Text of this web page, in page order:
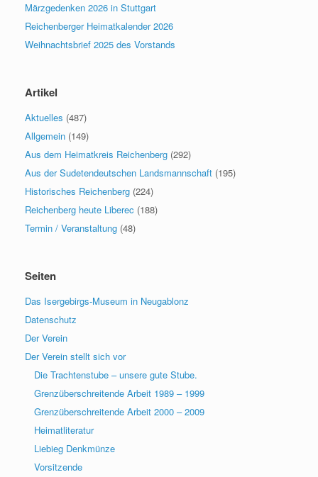
Märzgedenken 2026 in Stuttgart
Reichenberger Heimatkalender 2026
Weihnachtsbrief 2025 des Vorstands
Artikel
Aktuelles (487)
Allgemein (149)
Aus dem Heimatkreis Reichenberg (292)
Aus der Sudetendeutschen Landsmannschaft (195)
Historisches Reichenberg (224)
Reichenberg heute Liberec (188)
Termin / Veranstaltung (48)
Seiten
Das Isergebirgs-Museum in Neugablonz
Datenschutz
Der Verein
Der Verein stellt sich vor
Die Trachtenstube – unsere gute Stube.
Grenzüberschreitende Arbeit 1989 – 1999
Grenzüberschreitende Arbeit 2000 – 2009
Heimatliteratur
Liebieg Denkmünze
Vorsitzende